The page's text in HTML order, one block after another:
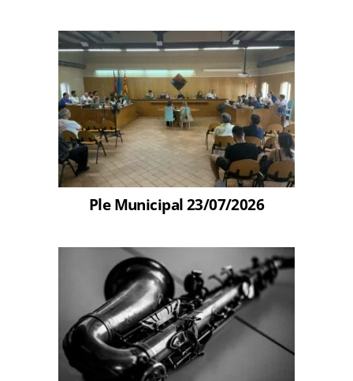
Ple Municipal 23/07/2026